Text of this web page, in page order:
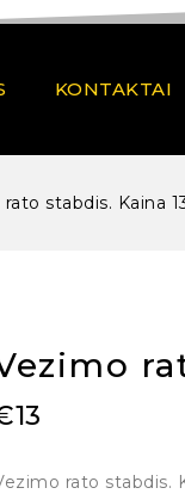
KONTAKTAI
stabdis. Kaina
13
rato stabdis.